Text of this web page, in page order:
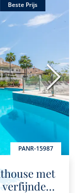
Beste Prijs
PANR-15987
met
verfijnde